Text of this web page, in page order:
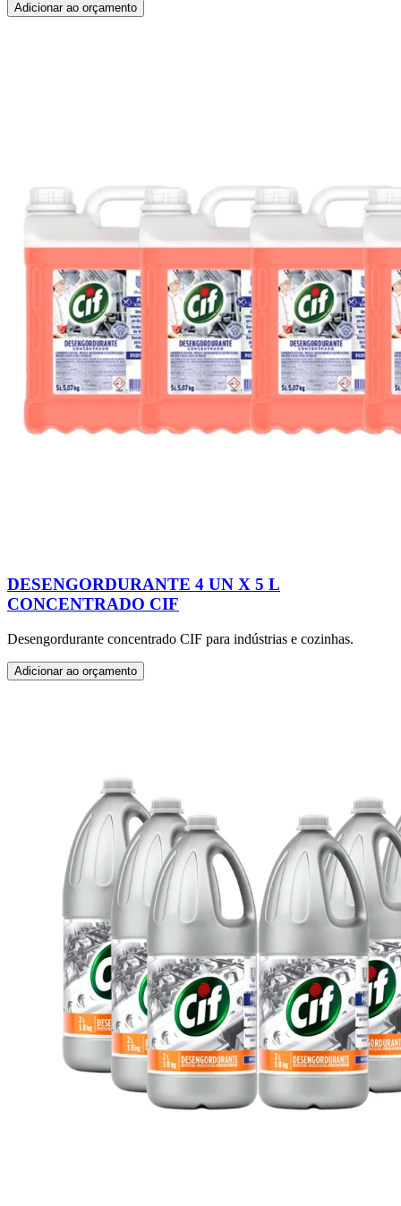
Adicionar ao orçamento
DESENGORDURANTE 4 UN X 5 L
CONCENTRADO CIF
Desengordurante concentrado CIF para indústrias e cozinhas.
Adicionar ao orçamento